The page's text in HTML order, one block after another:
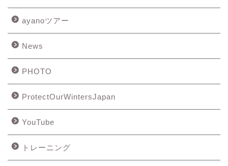
ayanoツアー
News
PHOTO
ProtectOurWintersJapan
YouTube
トレーニング